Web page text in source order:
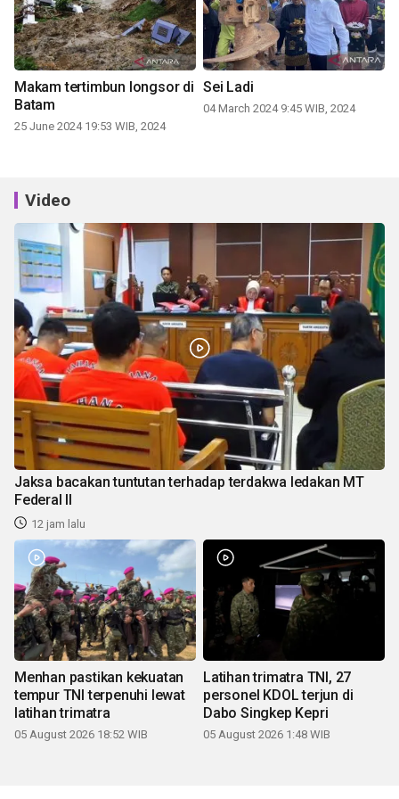
Makam tertimbun longsor di
Batam
25 June 2024 19:53 WIB, 2024
Sei Ladi
04 March 2024 9:45 WIB, 2024
Video
Jaksa bacakan tuntutan terhadap terdakwa ledakan MT
Federal II
12 jam lalu
Menhan pastikan kekuatan
tempur TNI terpenuhi lewat
latihan trimatra
05 August 2026 18:52 WIB
Latihan trimatra TNI, 27
personel KDOL terjun di
Dabo Singkep Kepri
05 August 2026 1:48 WIB